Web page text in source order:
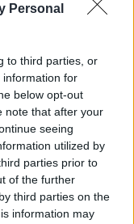
Personal
to third parties, or
information for
below opt-out
note that after your
seeing
utilized by
parties prior to
of the further
third parties on the
information may
is reagált
például Urbán Zsolt,
és Erdős Ákos és